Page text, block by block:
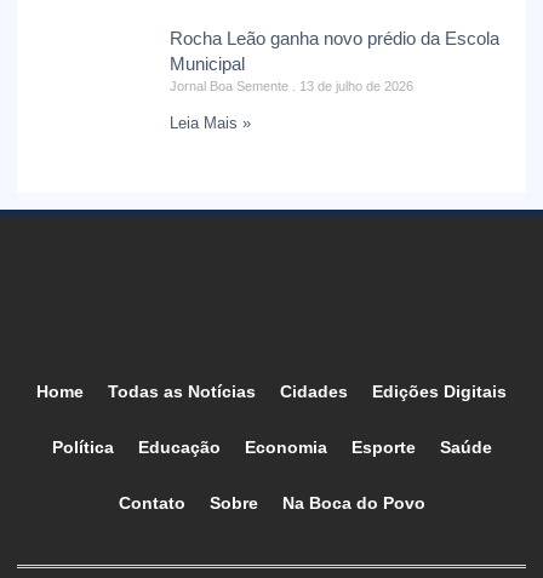
Rocha Leão ganha novo prédio da Escola
Municipal
Jornal Boa Semente 13 de julho de 2026
Leia Mais »
Home Todas as Notícias Cidades Edições Digitais
Política Educação Economia Esporte Saúde
Contato Sobre Na Boca do Povo